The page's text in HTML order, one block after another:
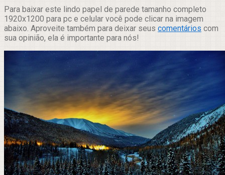
Para baixar este lindo papel de parede tamanho completo
1920x1200 para pc e celular você pode clicar na imagem
abaixo. Aproveite também para deixar seus comentários com
sua opinião, ela é importante para nós!